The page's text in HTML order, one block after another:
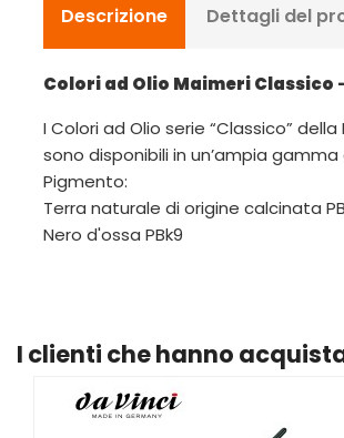
Descrizione Dettagli del
Colori ad Olio Maimeri Classico
I Colori ad Olio serie “Classico”
sono disponibili in un’ampia
Pigmento:
Terra naturale di origine calcinata
Nero d'ossa PBk9
I clienti che hanno